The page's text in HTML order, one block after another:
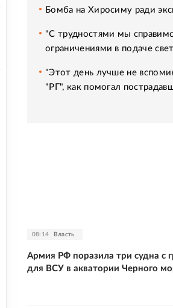
Бомба на Хиросиму ради
"С трудностями мы
ограничениями в подаче
"Этот день лучше не
"РГ", как помогал
08:14 Власть
Армия РФ поразила три судна с
для ВСУ в акватории Черного